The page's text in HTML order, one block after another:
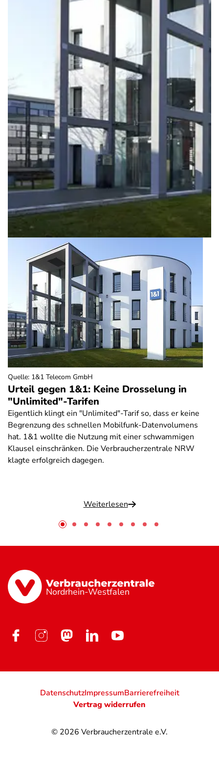
Urteil gegen 1&1: Keine Drosselung in
"Unlimited"-Tarifen
Eigentlich klingt ein "Unlimited"-Tarif so, dass er keine
Begrenzung des schnellen Mobilfunk-Datenvolumens
hat. 1&1 wollte die Nutzung mit einer schwammigen
Klausel einschränken. Die Verbraucherzentrale NRW
klagte erfolgreich dagegen.
Weiterlesen
Quelle: 1&1 Telecom GmbH
Nordrhein-Westfalen
© 2026 Verbraucherzentrale e.V.
DatenschutzImpressumBarrierefreiheit
Vertrag widerrufen